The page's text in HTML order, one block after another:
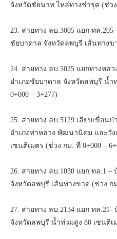
จังหวัดชัยนาท ไหล่ทางชำรุด (ช่วง
23. สายทาง ลบ.3005 แยก ทล
ชัยบาดาล จังหวัดลพบุรี เส้นทางข
24. สายทาง ลบ.5025 แยกทางหล
อำเภอชัยบาดาล จังหวัดลพบุรี น้ำ
0+000 – 3+277)
25. สายทาง ลบ.5129 เลียบเขื่อ
อำเภอท่าหลวง พัฒนานิคม และวั
เซนติเมตร (ช่วง กม. ที่ 0+000 –
26. สายทาง ลบ.1030 แยก ทล.1 –
จังหวัดลพบุรี เส้นทางขาด (ช่วง กม
27. สายทาง ลบ.2134 แยก ทล
จังหวัดลพบุรี น้ำท่วมสูง 80 เซนติเ